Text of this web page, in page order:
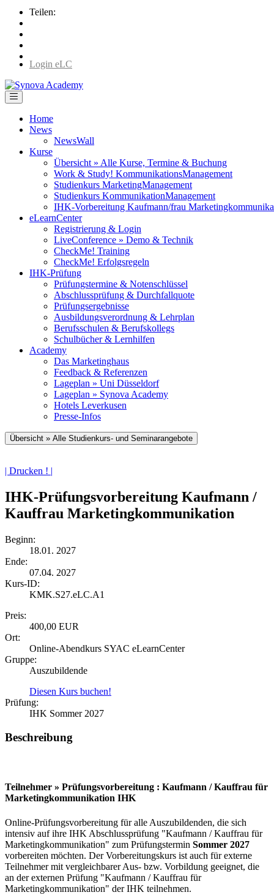
Teilen:
Login eLC
Home
News
NewsWall
Kurse
Übersicht » Alle Kurse, Termine & Buchung
Work & Study! KommunikationsManagement
Studienkurs MarketingManagement
Studienkurs KommunikationManagement
IHK-Vorbereitung Kaufmann/frau
eLearnCenter
Registrierung & Login
LiveConference » Demo & Technik
CheckMe! Training
CheckMe! Erfolgsregeln
IHK-Prüfung
Prüfungstermine & Notenschlüssel
Abschlussprüfung & Durchfallquote
Prüfungsergebnisse
Ausbildungsverordnung & Lehrplan
Berufsschulen & Berufskollegs
Schulbücher & Lernhilfen
Academy
Das Marketinghaus
Feedback & Referenzen
Lageplan » Uni Düsseldorf
Lageplan » Synova Academy
Hotels Leverkusen
Presse-Infos
Übersicht » Alle Studienkurs- und Seminarangebote
| Drucken ! |
IHK-Prüfungsvorbereitung Kaufmann /
Kauffrau Marketingkommunikation
Beginn:
18.01. 2027
Ende:
07.04. 2027
Kurs-ID:
KMK.S27.eLC.A1
Preis:
400,00 EUR
Ort:
Online-Abendkurs SYAC eLearnCenter
Gruppe:
Auszubildende
Diesen Kurs buchen!
Prüfung:
IHK Sommer 2027
Beschreibung
Teilnehmer » Prüfungsvorbereitung : Kaufmann / Kauffrau für
Marketingkommunikation IHK
Online-Prüfungsvorbereitung für alle Auszubildenden, die sich
intensiv auf ihre IHK Abschlussprüfung "Kaufmann / Kauffrau für
Marketingkommunikation" zum Prüfungstermin Sommer 2027
vorbereiten möchten. Der Vorbereitungskurs ist auch für externe
Teilnehmer mit vergleichbarer Aus- bzw. Vorbildung geeignet, die
an der externen Prüfung "Kaufmann / Kauffrau für
Marketingkommunikation" der IHK teilnehmen.